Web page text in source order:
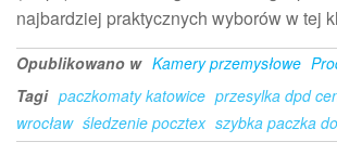
najbardziej praktycznych wyborów w tej
Opublikowano w Kamery przemysłowe
Tagi paczkomaty katowice przesylka dpd
wrocław śledzenie pocztex szybka paczka